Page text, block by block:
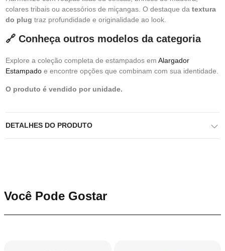
colares tribais ou acessórios de miçangas. O destaque da textura
do plug traz profundidade e originalidade ao look.
🔗 Conheça outros modelos da categoria
Explore a coleção completa de estampados em Alargador
Estampado e encontre opções que combinam com sua identidade.
O produto é vendido por unidade.
DETALHES DO PRODUTO
Você Pode Gostar